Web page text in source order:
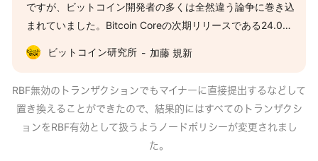
ですが、ビットコイン開発者の多くは全然違う論争に巻き込
まれていました。Bitcoin Coreの次期リリースである24.0に
おいて、ノードのポリシーとしてFull RBF (mempoolfullrbf)
というものが導入される予定のところ、これに反対する意見
たが、このように誰でも意見・議論できることがビットコイ
ン開発における健全性維持の１つの仕組みです。 それでは議
論の内容を見ていきましょう。 RBFとは RBFとはReplace-
by-Feeの略で、配信したがまだブロックに取り込まれていな
ビットコイン研究所 加藤 規新
RBF無効のトランザクションでもマイナーに直接提出するなどして
置き換えることができたので、結果的にはすべてのトランザクシ
ョンをRBF有効として扱うようノードポリシーが変更されまし
た。